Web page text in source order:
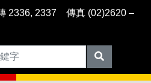
2336, 2337 傳真 (02)2620 –